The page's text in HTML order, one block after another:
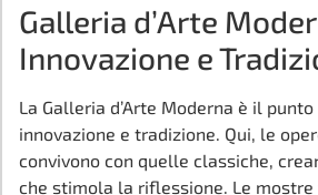
Galleria d’Arte
Innovazione e
La Galleria d’Arte Moderna è il
innovazione e tradizione. Qui, le
convivono con quelle classiche,
che stimola la riflessione. Le mostre